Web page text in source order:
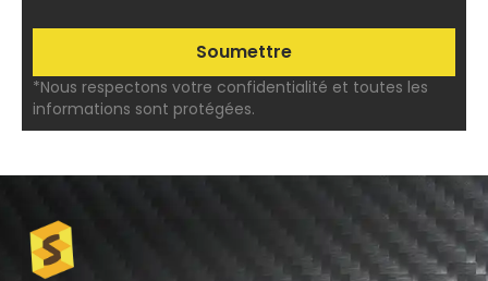
*Nous respectons votre confidentialité et toutes les
informations sont protégées.